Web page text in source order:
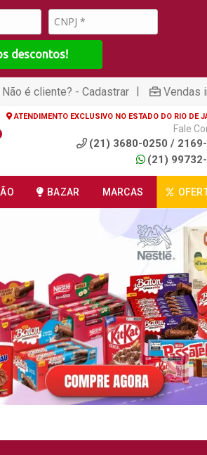
descontos!
Não é cliente? - Cadastrar | Vendas
ATENDIMENTO EXCLUSIVO NO ESTADO DO RIO DE
Fale
(21) 3680-0250 /
(21)
BAZAR MARCAS